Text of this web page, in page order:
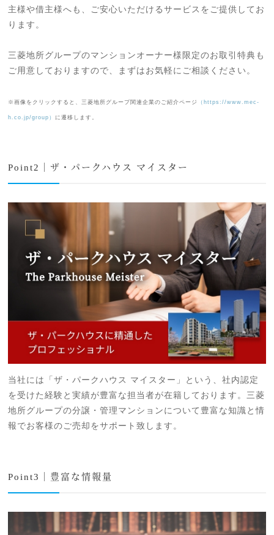
主様や借主様へも、ご安心いただけるサービスをご提供してお
ります。
三菱地所グループのマンションオーナー様限定のお取引特典も
ご用意しておりますので、まずはお気軽にご相談ください。
※画像をクリックすると、三菱地所グループ関連企業のご紹介ページ （https://www.mec-
h.co.jp/group） に遷移します。
Point2｜ザ・パークハウス マイスター
当社には「ザ・パークハウス マイスター」という、社内認定
を受けた経験と実績が豊富な担当者が在籍しております。三菱
地所グループの分譲・管理マンションについて豊富な知識と情
報でお客様のご売却をサポート致します。
Point3｜豊富な情報量